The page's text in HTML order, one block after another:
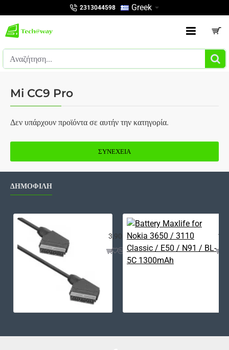
2313044598 Greek
Αναζήτηση...
Mi CC9 Pro
Δεν υπάρχουν προϊόντα σε αυτήν την κατηγορία.
ΣΥΝΈΧΕΙΑ
ΔΗΜΟΦΙΛΗ
Καλώδιο Scart, 1m, ΟΕΜ - 18021
3,90€